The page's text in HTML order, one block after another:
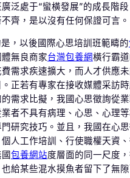
泛處于“蠻橫發展”的成長階
齊，是以沒有任何保證可言。
，以後國際心思培訓班範疇的
無良商家台灣包養網橫行霸
需求疾速擴大，而人才供應
。正若有專家在接收媒體采訪
需求比擬，我國心思徵詢從
者不具有病理、心思、心理
研究技巧。並且，我國在心
人工作培訓、行使職權天資
包養網站度層面的同一尺度
給某些混水摸魚者留下了無隙